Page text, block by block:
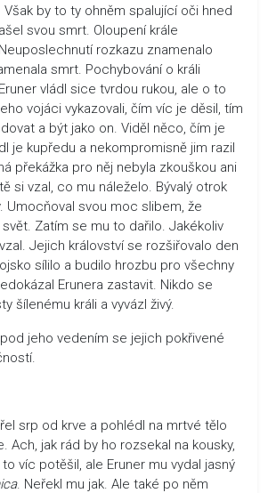
by to ty ohněm spalující oči hned
svou smrt. Oloupení krále
rozkazu znamenalo
smrt. Pochybování o králi
vládl sice tvrdou rukou, ale o to
vojáci vykazovali, čím víc je děsil, tím
a být jako on. Viděl něco, čím je
je kupředu a nekompromisně jim razil
překážka pro něj nebyla zkouškou ani
si vzal, co mu náleželo. Bývalý otrok
Umocňoval svou moc slibem, že
Zatím se mu to dařilo. Jakékoliv
Jejich království se rozšiřovalo den
sílilo a budilo hrozbu pro všechny
Erunera zastavit. Nikdo se
šílenému králi a vyvázl živý.
jeho vedením se jejich pokřivené
srp od krve a pohlédl na mrtvé tělo
Ach, jak rád by ho rozsekal na kousky,
víc potěšil, ale Eruner mu vydal jasný
. Neřekl mu jak. Ale také po něm